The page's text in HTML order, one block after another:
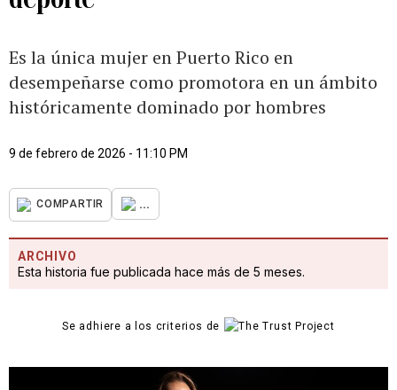
Es la única mujer en Puerto Rico en
desempeñarse como promotora en un ámbito
históricamente dominado por hombres
9 de febrero de 2026 - 11:10 PM
COMPARTIR ...
ARCHIVO
Esta historia fue publicada hace más de 5 meses.
Se adhiere a los criterios de